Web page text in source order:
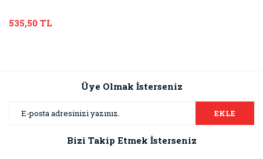
535,50 TL
Üye Olmak İsterseniz
EKLE
Bizi Takip Etmek İsterseniz